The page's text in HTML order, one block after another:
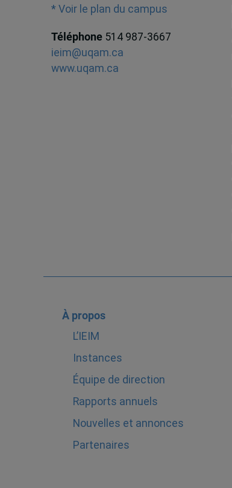
* Voir le plan du campus
Téléphone 514 987-3667
ieim@uqam.ca
www.uqam.ca
À propos
L’IEIM
Instances
Équipe de direction
Rapports annuels
Nouvelles et annonces
Partenaires